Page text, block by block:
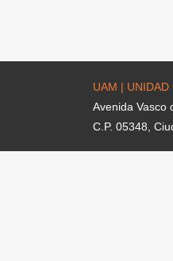
UAM | UNIDAD
Avenida Vasco
C.P. 05348,